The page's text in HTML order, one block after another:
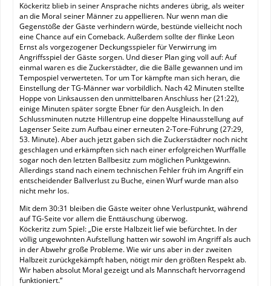
Köckeritz blieb in seiner Ansprache nichts anderes übrig, als weiter
an die Moral seiner Männer zu appellieren. Nur wenn man die
Gegenstöße der Gäste verhindern würde, bestünde vielleicht noch
eine Chance auf ein Comeback. Außerdem sollte der flinke Leon
Ernst als vorgezogener Deckungsspieler für Verwirrung im
Angriffsspiel der Gäste sorgen. Und dieser Plan ging voll auf: Auf
einmal waren es die Zuckerstädter, die die Bälle gewannen und im
Tempospiel verwerteten. Tor um Tor kämpfte man sich heran, die
Einstellung der TG-Männer war vorbildlich. Nach 42 Minuten stellte
Hoppe von Linksaussen den unmittelbaren Anschluss her (21:22),
einige Minuten später sorgte Ebner für den Ausgleich. In den
Schlussminuten nutzte Hillentrup eine doppelte Hinausstellung auf
Lagenser Seite zum Aufbau einer erneuten 2-Tore-Führung (27:29,
53. Minute). Aber auch jetzt gaben sich die Zuckerstädter noch nicht
geschlagen und erkämpften sich nach einer erfolgreichen Wurffalle
sogar noch den letzten Ballbesitz zum möglichen Punktgewinn.
Allerdings stand nach einem technischen Fehler früh im Angriff ein
entscheidender Ballverlust zu Buche, einen Wurf wurde man also
nicht mehr los.
Mit dem 30:31 bleiben die Gäste weiter ohne Verlustpunkt, während
auf TG-Seite vor allem die Enttäuschung überwog.
Köckeritz zum Spiel: „Die erste Halbzeit lief wie befürchtet. In der
völlig ungewohnten Aufstellung hatten wir sowohl im Angriff als auch
in der Abwehr große Probleme. Wie wir uns aber in der zweiten
Halbzeit zurückgekämpft haben, nötigt mir den größten Respekt ab.
Wir haben absolut Moral gezeigt und als Mannschaft hervorragend
funktioniert.“